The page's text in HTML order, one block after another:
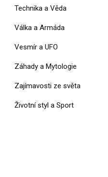
Technika a Věda
Válka a Armáda
Vesmír a UFO
Záhady a Mytologie
Zajímavosti ze světa
Životní styl a Sport